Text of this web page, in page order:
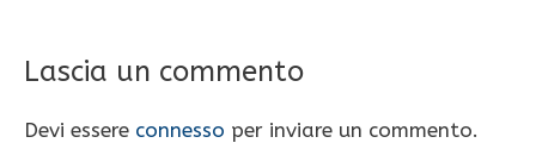
Lascia un commento
Devi essere connesso per inviare un commento.